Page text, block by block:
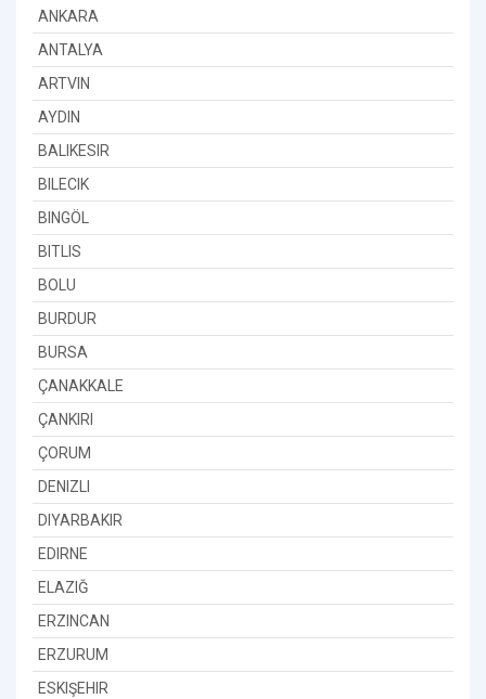
ANKARA
ANTALYA
ARTVIN
AYDIN
BALIKESIR
BILECIK
BINGÖL
BITLIS
BOLU
BURDUR
BURSA
ÇANAKKALE
ÇANKIRI
ÇORUM
DENIZLI
DIYARBAKIR
EDIRNE
ELAZIĞ
ERZINCAN
ERZURUM
ESKIŞEHIR